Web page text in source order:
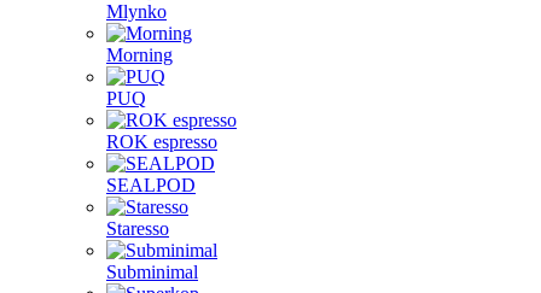
Mlynko
Morning
PUQ
ROK espresso
SEALPOD
Staresso
Subminimal